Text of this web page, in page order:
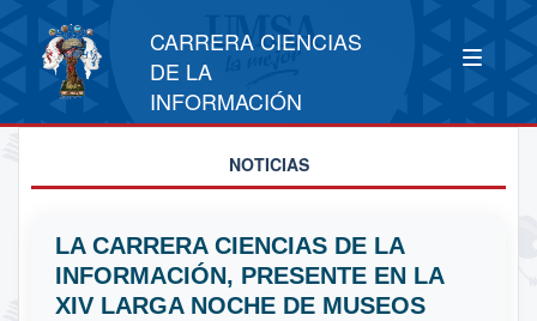
CARRERA CIENCIAS
DE LA
INFORMACIÓN
NOTICIAS
LA CARRERA CIENCIAS DE LA
INFORMACIÓN, PRESENTE EN LA
XIV LARGA NOCHE DE MUSEOS